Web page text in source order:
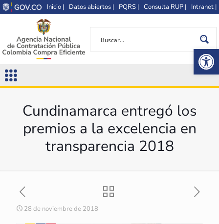
Inicio | Datos abiertos | PQRS | Consulta RUP | Intranet |
Cundinamarca entregó los
premios a la excelencia en
transparencia 2018
28 de noviembre de 2018